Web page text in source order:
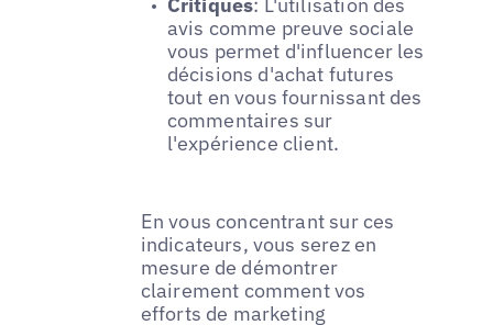
avis comme preuve sociale
vous permet d'influencer les
décisions d'achat futures
tout en vous fournissant des
commentaires sur
l'expérience client.
En vous concentrant sur ces
indicateurs, vous serez en
mesure de démontrer
clairement comment vos
efforts de marketing